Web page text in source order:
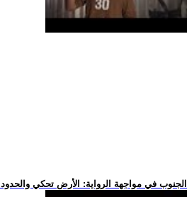
.. لبنان Online | الجنوب في مواجهة الرواية: الأرض تحكي والحدود